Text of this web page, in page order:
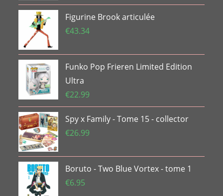
Figurine Brook articulée
€43.34
Funko Pop Frieren Limited Edition
Ultra
€22.99
Spy x Family - Tome 15 - collector
€26.99
Boruto - Two Blue Vortex - tome 1
€6.95